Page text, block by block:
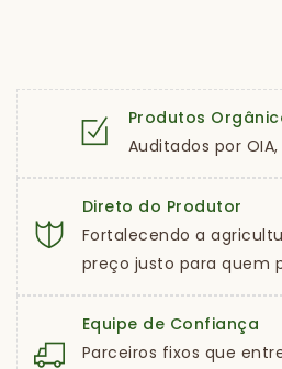
Produtos
Auditados por OIA,
Direto do Produtor
Fortalecendo a
preço justo para quem
Equipe de Confiança
Parceiros fixos que